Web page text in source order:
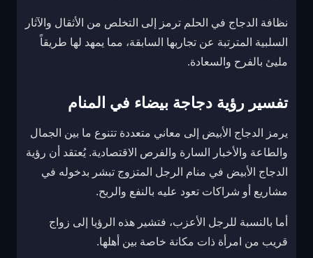
نظافة الدجاج في الحلم ترمز إلى التخلص من الأثقال والآثار
السلبية المترتبة عن تجاربها السابقة، مما يمهد لها طريقاً
مليئ بالفرح والسعادة.
تفسير رؤية دجاجة بيضاء في المنام
يرمز الدجاج الأبيض إلى معاني متعددة تتنوع ما بين الجمال
والطاعة والأخبار السارة والفرص الاقتصادية. يُعتقد أن رؤية
الدجاج الأبيض في منام الرجل المتزوج تبشر بدخوله في
مشاريع أو شراكات تعود عليه بالنفع والربح.
أما بالنسبة للرجل الأعزب، فتشير هذه الرؤيا إلى زواج
قريب من امرأة ذات مكانة خاصة بين أهلها.